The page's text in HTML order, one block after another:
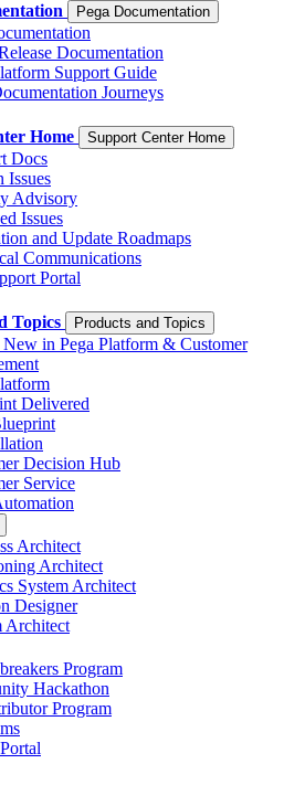
Pega Documentation
Documentation
Support Guide
Journeys
Home Support Center Home
Docs
Issues
Advisory
Issues
and Update Roadmaps
Communications
Portal
Topics Products and Topics
New in Pega Platform & Customer
Delivered
Decision Hub
Service
Architect
Architect
System Architect
Designer
Architect
Program
Hackathon
Program